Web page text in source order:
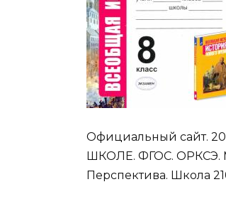
Официальный сайт.
ШКОЛЕ. ФГОС. ОРКСЭ.
Перспектива. Школа